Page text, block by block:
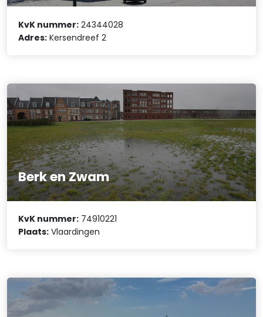
KvK nummer: 24344028
Adres: Kersendreef 2
Berk en Zwam
KvK nummer: 74910221
Plaats: Vlaardingen